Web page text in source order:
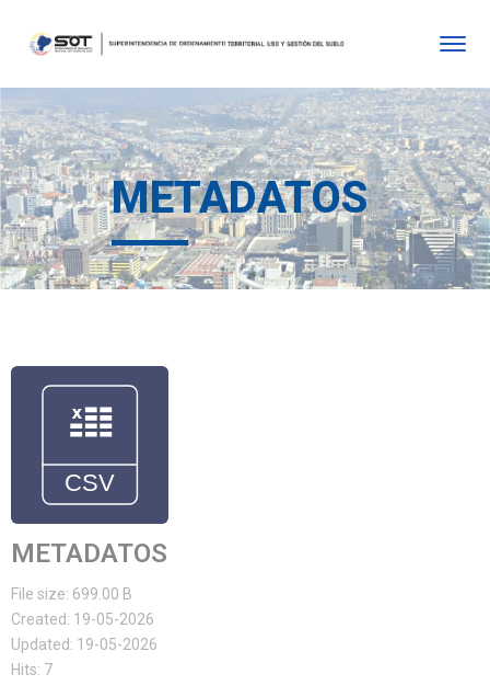
METADATOS
METADATOS
File size: 699.00 B
Created: 19-05-2026
Updated: 19-05-2026
Hits: 7